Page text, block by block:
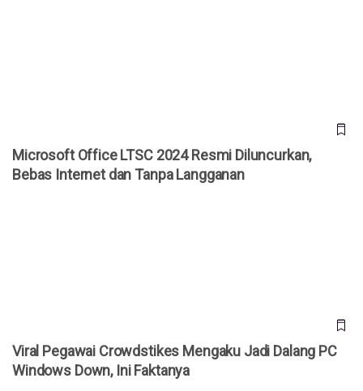
Microsoft Office LTSC 2024 Resmi Diluncurkan,
Bebas Internet dan Tanpa Langganan
Viral Pegawai Crowdstikes Mengaku Jadi Dalang PC
Windows Down, Ini Faktanya